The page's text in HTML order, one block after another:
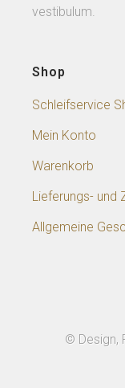
vestibulum.
Shop
Schleifservice
Mein Konto
Warenkorb
Lieferungs- und
Allgemeine
© Design,